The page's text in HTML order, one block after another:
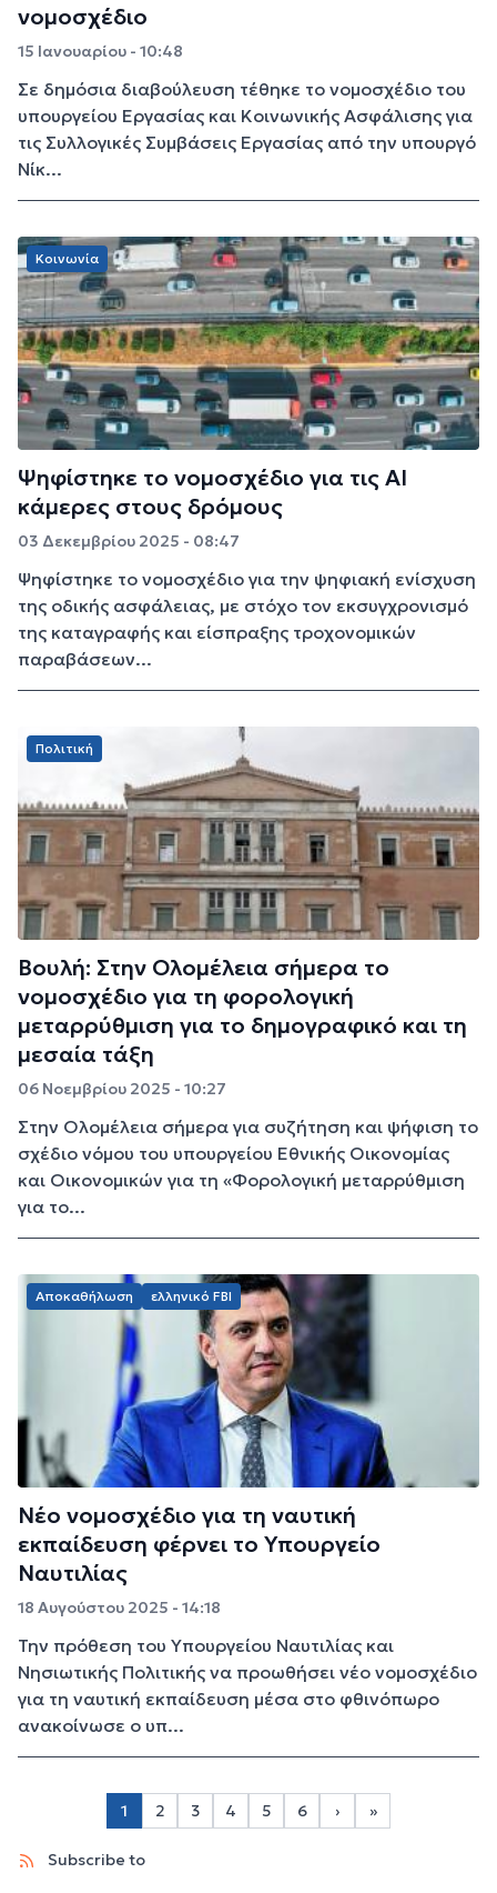
νομοσχέδιο
15 Ιανουαρίου - 10:48
Σε δημόσια διαβούλευση τέθηκε το νομοσχέδιο του
υπουργείου Εργασίας και Κοινωνικής Ασφάλισης για
τις Συλλογικές Συμβάσεις Εργασίας από την υπουργό
Νίκ...
Κοινωνία
Ψηφίστηκε το νομοσχέδιο για τις ΑΙ
κάμερες στους δρόμους
03 Δεκεμβρίου 2025 - 08:47
Ψηφίστηκε το νομοσχέδιο για την ψηφιακή ενίσχυση
της οδικής ασφάλειας, με στόχο τον εκσυγχρονισμό
της καταγραφής και είσπραξης τροχονομικών
παραβάσεων...
Πολιτική
Βουλή: Στην Ολομέλεια σήμερα το
νομοσχέδιο για τη φορολογική
μεταρρύθμιση για το δημογραφικό και τη
μεσαία τάξη
06 Νοεμβρίου 2025 - 10:27
Στην Ολομέλεια σήμερα για συζήτηση και ψήφιση το
σχέδιο νόμου του υπουργείου Εθνικής Οικονομίας
και Οικονομικών για τη «Φορολογική μεταρρύθμιση
για το...
Αποκαθήλωση ελληνικό FBI
Νέο νομοσχέδιο για τη ναυτική
εκπαίδευση φέρνει το Υπουργείο
Ναυτιλίας
18 Αυγούστου 2025 - 14:18
Την πρόθεση του Υπουργείου Ναυτιλίας και
Νησιωτικής Πολιτικής να προωθήσει νέο νομοσχέδιο
για τη ναυτική εκπαίδευση μέσα στο φθινόπωρο
ανακοίνωσε ο υπ...
Σελιδοποίηση
1 Page 2
2 Page 3
3 Page 4
4 Page 5
5 Page 6
6
Next page
›
Last page
»
Subscribe to